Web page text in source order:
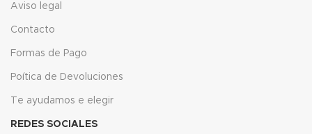
Aviso legal
Contacto
Formas de Pago
Poítica de Devoluciones
Te ayudamos e elegir
REDES SOCIALES